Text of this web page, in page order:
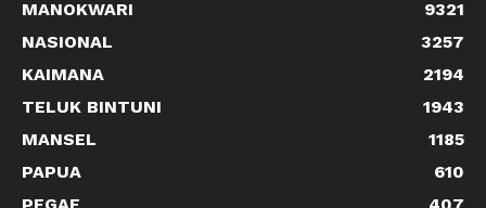
MANOKWARI
9321
NASIONAL
3257
KAIMANA
2194
TELUK BINTUNI
1943
MANSEL
1185
PAPUA
610